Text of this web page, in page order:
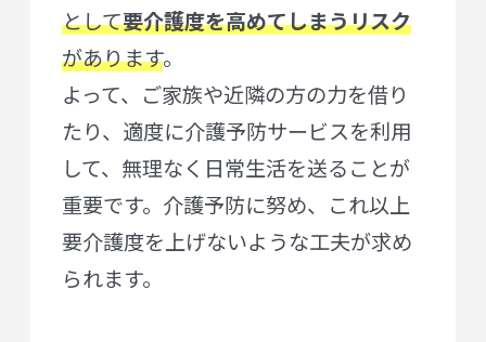
として要介護度を高めてしまうリスク
があります。
よって、ご家族や近隣の方の力を借り
たり、適度に介護予防サービスを利用
して、無理なく日常生活を送ることが
重要です。介護予防に努め、これ以上
要介護度を上げないような工夫が求め
られます。